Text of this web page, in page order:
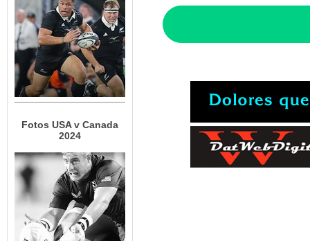
Fotos USA v Canada
2024